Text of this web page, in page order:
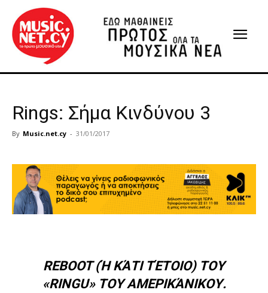
Rings: Σήμα Κινδύνου 3
By Music.net.cy - 31/01/2017
REBOOT (Ή ΚΆΤΙ ΤΈΤΟΙΟ) ΤΟΥ
«RINGU» ΤΟΥ ΑΜΕΡΙΚΆΝΙΚΟΥ.